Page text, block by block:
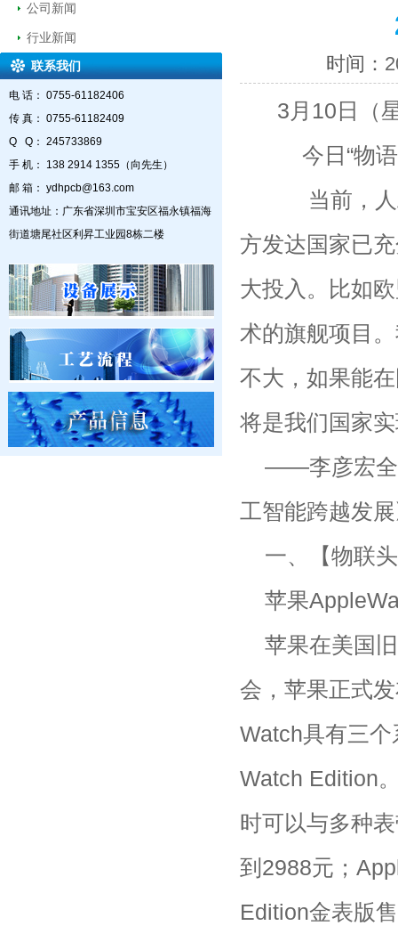
公司新闻
行业新闻
联系我们
电 话： 0755-61182406
传 真： 0755-61182409
Q Q： 245733869
手 机： 138 2914 1355（向先生）
邮 箱： ydhpcb@163.com
通讯地址：广东省深圳市宝安区福永镇福海
街道塘尾社区利昇工业园8栋二楼
时间：
3月10日（
今日“物语
当前，人
方发达国家已
大投入。比如
术的旗舰项目
不大，如果能
将是我们国家
——李彦宏全
工智能跨越发
一、【物联
苹果
苹果在美国
会，苹果正式
Watch具有三
Watch Edition
时可以与多种
到2988元；
Edition金表版